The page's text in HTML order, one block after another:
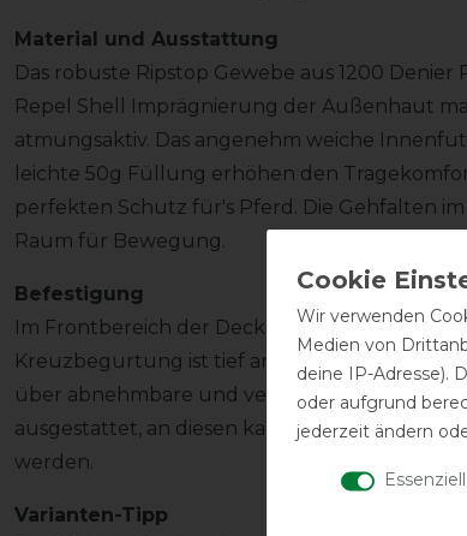
Material und Ausstattung
Das robuste Ripstop Gewebe aus 1200
Repel Shell Imprägnierung der Außenhaut
atmungsaktiv. Das angenehm weiche
leichte 50g Füllung erhöhen den
perfekten Schutz für's Pferd. Die Gehfalten
Raum für Bewegung.
Befestigung
Im Frontbereich der Decke wird diese mit
Kreuzbegurtung ist tief angesetzt und
über abnehmbare und verstellbare
ausgestattet, an diesen kann optional ein
werden.
Varianten-Tipp
Wir verwenden
Medien von
deine IP-Adresse).
oder aufgrund
jederzeit ändern
Essenziell